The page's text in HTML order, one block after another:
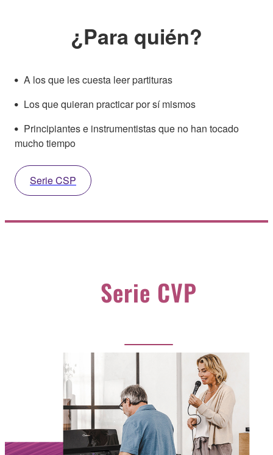
¿Para quién?
A los que les cuesta leer partituras
Los que quieran practicar por sí mismos
Principiantes e instrumentistas que no han tocado
mucho tiempo
Serie CSP
Serie CVP